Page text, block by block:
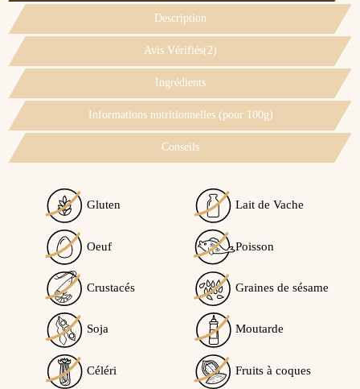
Description
Avis Vérifiés(2)
Ingrédients
Informations nutritionnelles (pour 100g)
Conseils
Voir l'attestation de confiance
Avis soumis à un contrôle
4.5/5
Ce produit peut contenir des traces de...
Traces éventuelles de soja
Gluten Lait de Vache
Oeuf Poisson
Crustacés Graines de sésame
Soja Moutarde
Céléri Fruits à coques